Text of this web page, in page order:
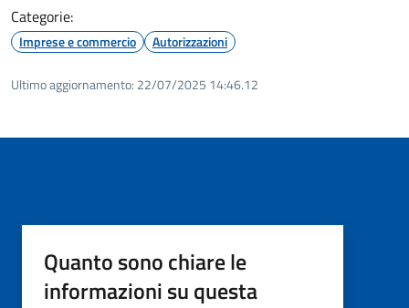
Categorie:
Imprese e commercio Autorizzazioni
Ultimo aggiornamento: 22/07/2025 14:46.12
Quanto sono chiare le
informazioni su questa